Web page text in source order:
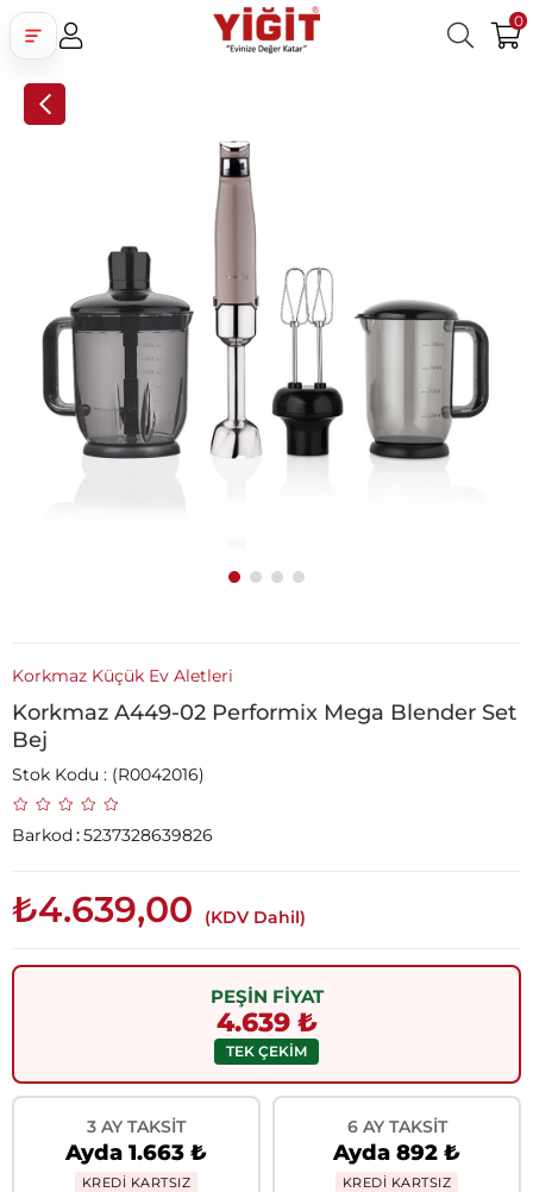
0
Korkmaz Küçük Ev Aletleri
Korkmaz A449-02 Performix Mega Blender Set
Bej
Stok Kodu (R0042016)
Barkod:5237328639826
₺4.639,00 (KDV Dahil)
PEŞİN FİYAT
4.639 ₺
TEK ÇEKİM
3 AY TAKSIT
Ayda 1.663 ₺
KREDİ KARTSIZ
6 AY TAKSIT
Ayda 892 ₺
KREDİ KARTSIZ